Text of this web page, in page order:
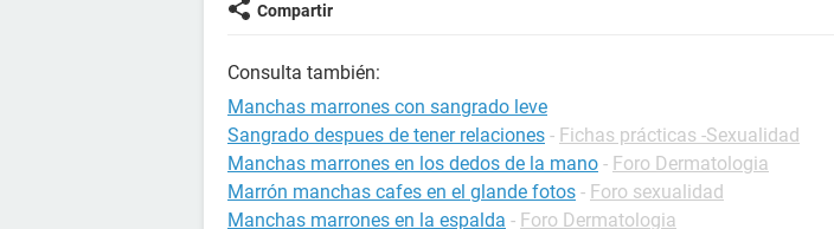
Compartir
Consulta también:
Manchas marrones con sangrado leve
Sangrado despues de tener relaciones - Fichas prácticas -Sexualidad
Manchas marrones en los dedos de la mano - Foro Dermatologia
Marrón manchas cafes en el glande fotos - Foro sexualidad
Manchas marrones en la espalda - Foro Dermatologia